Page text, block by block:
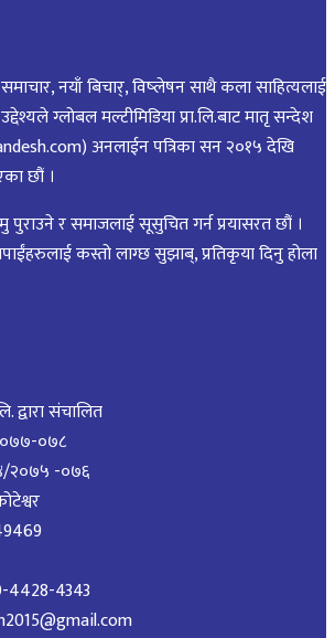
नयाँ बिचार्, विष्लेषन साथै कला साहित्यलाई
उद्देश्यले ग्लोबल मल्टीमिडिया प्रा.लि.बाट मातृ सन्देश
अनलाईन पत्रिका सन २०१५ देखि
छौं ।
पुराउने र समाजलाई सूसुचित गर्न प्रयासरत छौं ।
कस्तो लाग्छ सुझाब्, प्रतिकृया दिनु होला
द्वारा संचालित
०७७-०७८
२०७५ -०७६
4428-4343